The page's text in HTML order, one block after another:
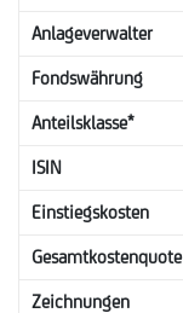
Anlageverwalter
Fondswährung
Anteilsklasse*
ISIN
Einstiegskosten
Gesamtkostenquote
Zeichnungen